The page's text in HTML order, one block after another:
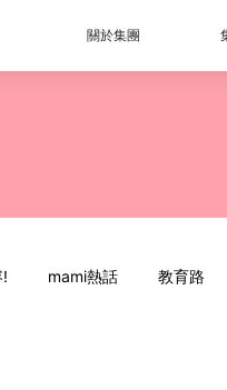
關於集團
mami熱話 教育路